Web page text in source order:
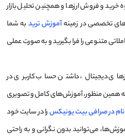
خرید و فروش ارزها و همچنین تحلیل بازار
تخصصی در زمینهآموزش ترید به شما
متنوعی را فرا بگیرید و به صورت عملی
دیجیتال، داشتن حساب کاربری در
همین منظور، آموزش‌های کامل و تصویری
در صرافی بیت یونیکسرا در سایت خود
می‌توانید بدون نگرانی و به راحتی